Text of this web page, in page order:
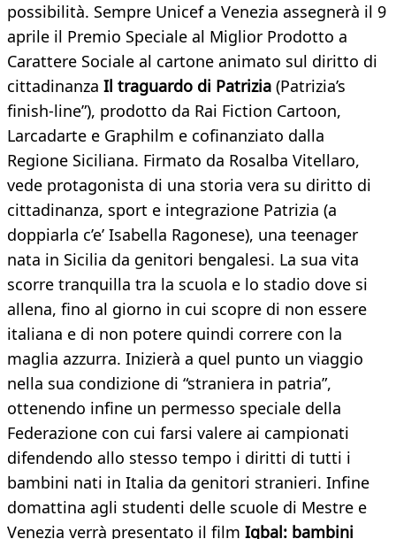
possibilità. Sempre Unicef a Venezia assegnerà il 9
aprile il Premio Speciale al Miglior Prodotto a
Carattere Sociale al cartone animato sul diritto di
cittadinanza Il traguardo di Patrizia (Patrizia’s
finish-line”), prodotto da Rai Fiction Cartoon,
Larcadarte e Graphilm e cofinanziato dalla
Regione Siciliana. Firmato da Rosalba Vitellaro,
vede protagonista di una storia vera su diritto di
cittadinanza, sport e integrazione Patrizia (a
doppiarla c’e’ Isabella Ragonese), una teenager
nata in Sicilia da genitori bengalesi. La sua vita
scorre tranquilla tra la scuola e lo stadio dove si
allena, fino al giorno in cui scopre di non essere
italiana e di non potere quindi correre con la
maglia azzurra. Inizierà a quel punto un viaggio
nella sua condizione di “straniera in patria”,
ottenendo infine un permesso speciale della
Federazione con cui farsi valere ai campionati
difendendo allo stesso tempo i diritti di tutti i
bambini nati in Italia da genitori stranieri. Infine
domattina agli studenti delle scuole di Mestre e
Venezia verrà presentato il film Iqbal: bambini